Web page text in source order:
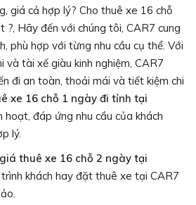
giá cả hợp lý? Cho thuê xe 16 chỗ
Hãy đến với chúng tôi, CAR7 cung
phù hợp với từng nhu cầu cụ thể. Với
và tài xế giàu kinh nghiệm, CAR7
đi an toàn, thoải mái và tiết kiệm chi
xe 16 chỗ 1 ngày đi tỉnh tại
hoạt, đáp ứng nhu cầu của khách
lý.
thuê xe 16 chỗ 2 ngày tại
khách hay đặt thuê xe tại CAR7